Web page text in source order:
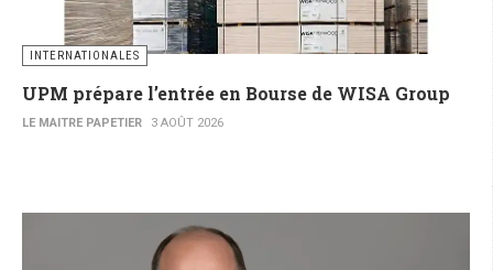
INTERNATIONALES
UPM prépare l’entrée en Bourse de WISA Group
LE MAITRE PAPETIER 3 AOÛT 2026